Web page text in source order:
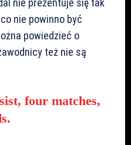
nie powinno być
powiedzieć o
też nie są
four matches,